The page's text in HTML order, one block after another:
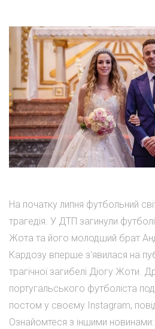
На початку липня футбольний
трагедія. У ДТП загинули
Жота та його молодший брат
Кардозу вперше з'явилася на
трагічної загибелі Діогу Жоти.
португальського футболіста
постом у своєму Instagram,
Ознайомтеся з іншими